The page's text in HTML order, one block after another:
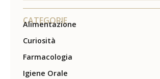
CATEGORIE
Alimentazione
Curiosità
Farmacologia
Igiene Orale